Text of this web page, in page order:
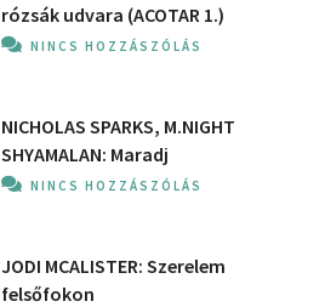
rózsák udvara (ACOTAR 1.)
NINCS HOZZÁSZÓLÁS
NICHOLAS SPARKS, M.NIGHT
SHYAMALAN: Maradj
NINCS HOZZÁSZÓLÁS
JODI MCALISTER: Szerelem
felsőfokon